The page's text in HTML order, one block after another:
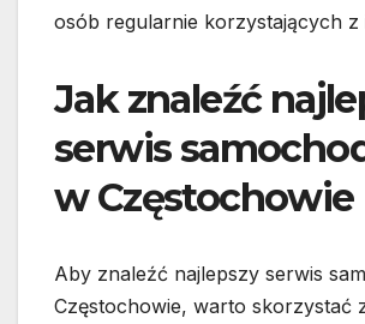
osób regularnie korzystających z
Jak znaleźć
serwis
w Częstochowie
Aby znaleźć najlepszy serwis
Częstochowie, warto skorzystać